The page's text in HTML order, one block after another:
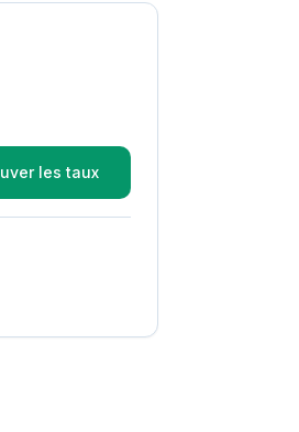
les taux